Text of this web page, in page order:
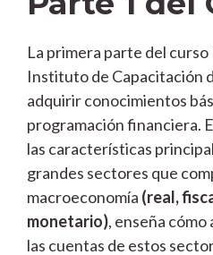
La primera parte del
Instituto de Capacitación
adquirir conocimientos
programación financiera.
las características
grandes sectores que
macroeconomía (real,
monetario), enseña
las cuentas de estos